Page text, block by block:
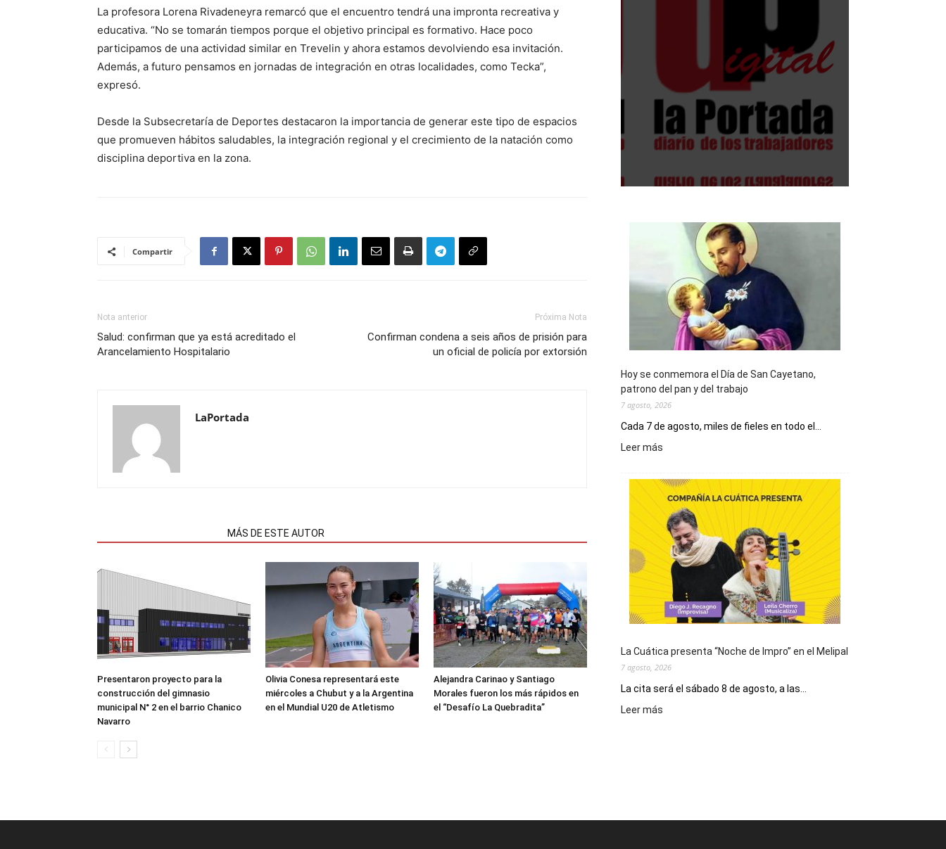
La profesora Lorena Rivadeneyra remarcó que el encuentro tendrá una impronta recreativa y
educativa. “No se tomarán tiempos porque el objetivo principal es formativo. Hace poco
participamos de una actividad similar en Trevelin y ahora estamos devolviendo esa invitación.
Además, a futuro pensamos en jornadas de integración en otras localidades, como Tecka”,
expresó.
Desde la Subsecretaría de Deportes destacaron la importancia de generar este tipo de espacios
que promueven hábitos saludables, la integración regional y el crecimiento de la natación como
disciplina deportiva en la zona.
Compartir
Nota anterior
Salud: confirman que ya está acreditado el
Arancelamiento Hospitalario
Próxima Nota
Confirman condena a seis años de prisión para
un oficial de policía por extorsión
LaPortada
MÁS DE ESTE AUTOR
Presentaron proyecto para la
construcción del gimnasio
municipal N° 2 en el barrio Chanico
Navarro
Olivia Conesa representará este
miércoles a Chubut y a la Argentina
en el Mundial U20 de Atletismo
Alejandra Carinao y Santiago
Morales fueron los más rápidos en
el “Desafío La Quebradita”
Hoy se conmemora el Día de San Cayetano,
patrono del pan y del trabajo
7 agosto, 2026
Cada 7 de agosto, miles de fieles en todo el...
Leer más
conmemora
el
Día
de
San
Cayetano,
patrono
del
pan
y
trabajo
La Cuática presenta “Noche de Impro” en el Melipal
7 agosto, 2026
La cita será el sábado 8 de agosto, a las...
Leer más